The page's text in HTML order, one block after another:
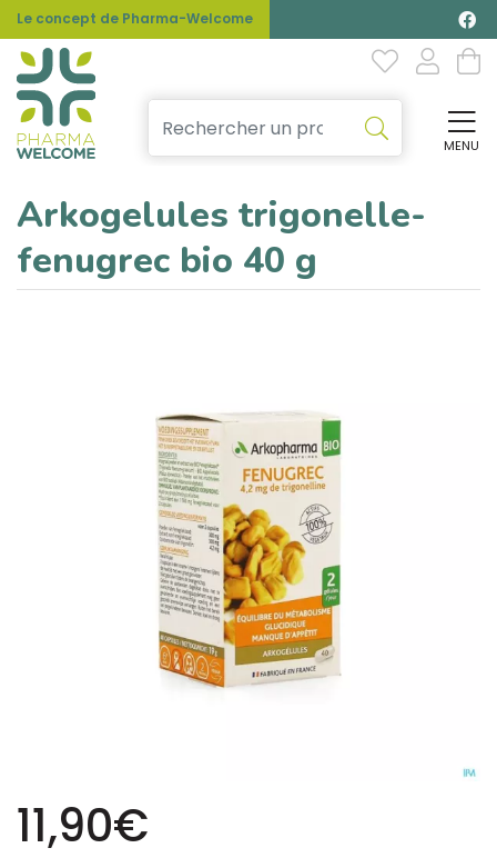
Le concept de Pharma-Welcome
MENU
Arkogelules trigonelle-
fenugrec bio 40 g
11,90€